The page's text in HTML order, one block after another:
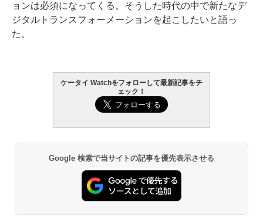
ョンは必須になってくる。そうした時代の中で新たなデ
ジタルトランスフォーメーションを起こしたいと語っ
た。
ケータイ Watchをフォローして最新記事をチ
ェック！
Google 検索で当サイトの記事を優先表示させる